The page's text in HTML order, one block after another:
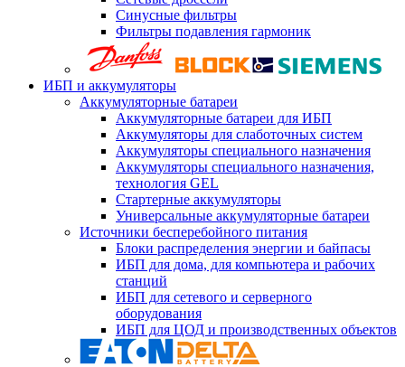
Синусные фильтры
Фильтры подавления гармоник
ИБП и аккумуляторы
Аккумуляторные батареи
Аккумуляторные батареи для ИБП
Аккумуляторы для слаботочных систем
Аккумуляторы специального назначения
Аккумуляторы специального назначения,
технология GEL
Стартерные аккумуляторы
Универсальные аккумуляторные батареи
Источники бесперебойного питания
Блоки распределения энергии и байпасы
ИБП для дома, для компьютера и рабочих
станций
ИБП для сетевого и серверного
оборудования
ИБП для ЦОД и производственных объектов